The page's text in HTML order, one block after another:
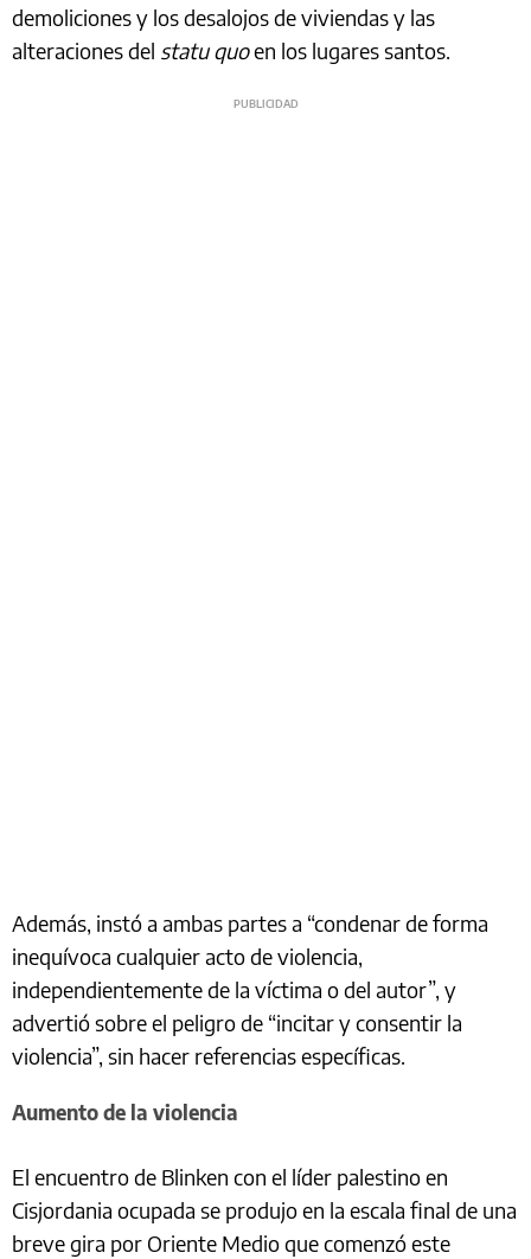
demoliciones y los desalojos de viviendas y las
alteraciones del statu quoen los lugares santos.
Además, instó a ambas partes a “condenar de forma
inequívoca cualquier acto de violencia,
independientemente de la víctima o del autor”, y
advertió sobre el peligro de “incitar y consentir la
violencia”, sin hacer referencias específicas.
Aumento de la violencia
El encuentro de Blinken con el líder palestino en
Cisjordania ocupada se produjo en la escala final de una
breve gira por Oriente Medio que comenzó este